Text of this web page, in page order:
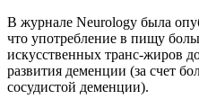
В журнале Neurology была
что употребление в пищу
искусственных транс-жиров
развития деменции (за счет
сосудистой деменции).